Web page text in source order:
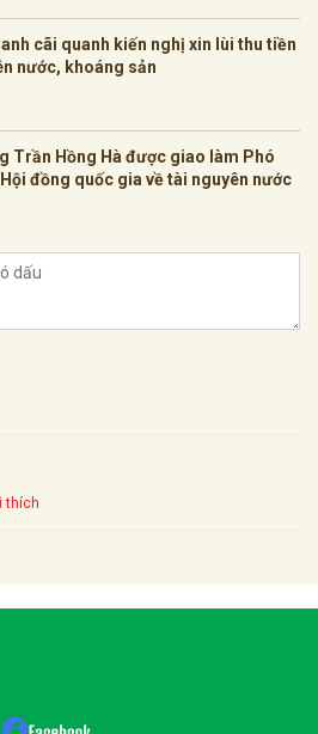
cãi quanh kiến nghị xin lùi thu tiền
nước, khoáng sản
Trần Hồng Hà được giao làm Phó
đồng quốc gia về tài nguyên nước
thích